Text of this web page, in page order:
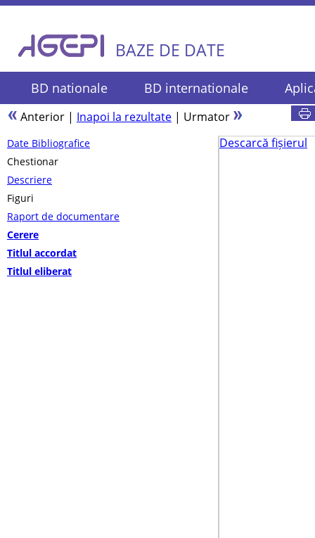
BAZE DE DATE
BD nationale BD internationale
Anterior | Inapoi la rezultate | Urmator
Date Bibliografice
Chestionar
Descriere
Figuri
Raport de documentare
Cerere
Titlul accordat
Titlul eliberat
Descarcă fișierul